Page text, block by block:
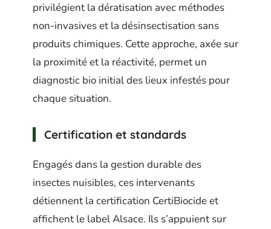
privilégient la dératisation avec méthodes
non-invasives et la désinsectisation sans
produits chimiques. Cette approche, axée sur
la proximité et la réactivité, permet un
diagnostic bio initial des lieux infestés pour
chaque situation.
Certification et standards
Engagés dans la gestion durable des
insectes nuisibles, ces intervenants
détiennent la certification CertiBiocide et
affichent le label Alsace. Ils s’appuient sur